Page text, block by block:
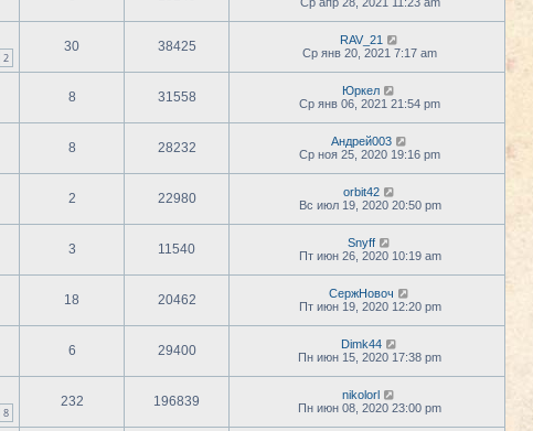
2
30 38425
RAV_21
Ср янв 20, 2021 7:17 am
8 31558
Юркел
Ср янв 06, 2021 21:54 pm
8 28232
Андрей003
Ср ноя 25, 2020 19:16 pm
2 22980
orbit42
Вс июл 19, 2020 20:50 pm
3 11540
Snyff
Пт июн 26, 2020 10:19 am
18 20462
СержНовоч
Пт июн 19, 2020 12:20 pm
6 29400
Dimk44
Пн июн 15, 2020 17:38 pm
8
232 196839
nikolorl
Пн июн 08, 2020 23:00 pm